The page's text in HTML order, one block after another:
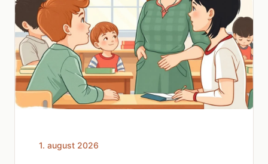
1. august 2026